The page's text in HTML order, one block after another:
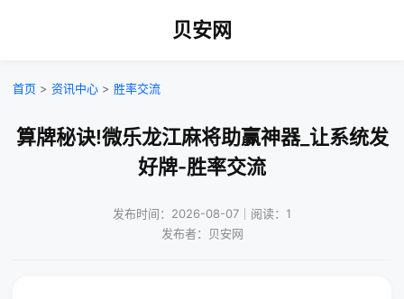
贝安网
首页 > 资讯中心 > 胜率交流
算牌秘诀!微乐龙江麻将助赢神器_让系统发
好牌-胜率交流
发布时间：2026-08-07｜阅读：1
发布者：贝安网